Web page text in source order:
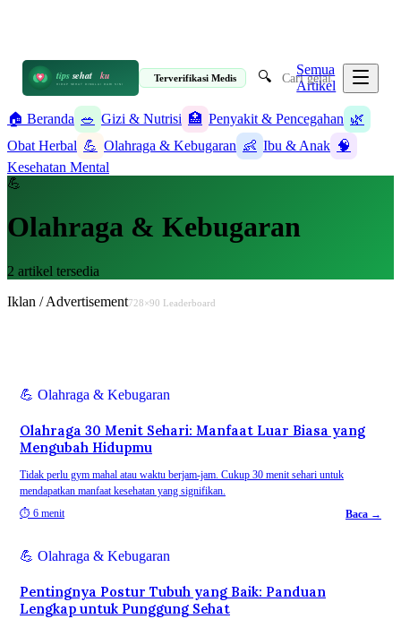
tipssehat ku
HIDUP SEHAT DIMULAI DARI SINI
Terverifikasi Medis 🔍
Semua
Artikel
🏠 Beranda 🥗 Gizi & Nutrisi 🏥 Penyakit & Pencegahan 🌿
Obat Herbal 💪 Olahraga & Kebugaran 👶 Ibu & Anak 🧠
Kesehatan Mental
💪
Olahraga & Kebugaran
2 artikel tersedia
Iklan / Advertisement728×90 Leaderboard
💪 Olahraga & Kebugaran
Olahraga 30 Menit Sehari: Manfaat Luar Biasa yang
Mengubah Hidupmu
Tidak perlu gym mahal atau waktu berjam-jam. Cukup 30 menit sehari untuk
mendapatkan manfaat kesehatan yang signifikan.
⏱ 6 menit Baca →
💪 Olahraga & Kebugaran
Pentingnya Postur Tubuh yang Baik: Panduan
Lengkap untuk Punggung Sehat